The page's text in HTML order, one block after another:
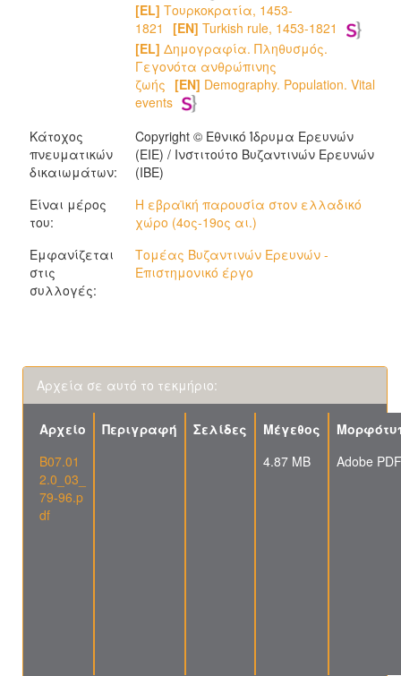
[EL] Τουρκοκρατία, 1453-
1821
[EN] Turkish rule, 1453-1821
[EL] Δημογραφία. Πληθυσμός.
Γεγονότα ανθρώπινης
ζωής [EN] Demography. Population. Vital
events
Κάτοχος
πνευματικών
δικαιωμάτων:
Copyright © Εθνικό Ίδρυμα Ερευνών
(ΕΙΕ) / Ινστιτούτο Βυζαντινών Ερευνών
(ΙΒΕ)
Είναι μέρος
του:
Η εβραϊκή παρουσία στον ελλαδικό
χώρο (4ος-19ος αι.)
Εμφανίζεται
στις
συλλογές:
Τομέας Βυζαντινών Ερευνών -
Επιστημονικό έργο
Αρχεία σε αυτό το τεκμήριο:
Αρχείο Περιγραφή Σελίδες Μέγεθος
Β07.01
2.0_03_
79-96.p
df
4.87 MB Adobe PDF